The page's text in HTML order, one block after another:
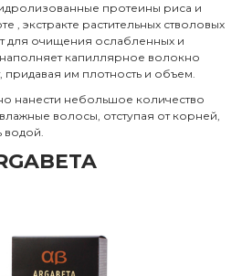
протеины риса и
, экстракте растительных стволовых
для очищения ослабленных и
капиллярное волокно
придавая им плотность и объем.
нанести небольшое количество
волосы, отступая от корней,
водой.